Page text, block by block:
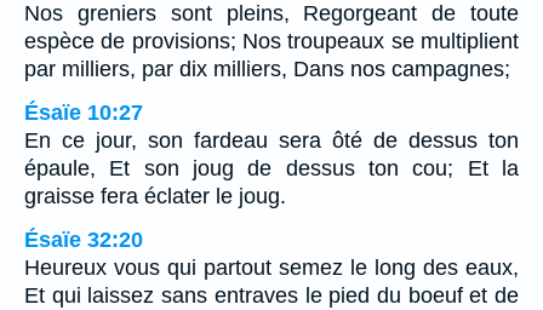
Nos greniers sont pleins, Regorgeant de toute
espèce de provisions; Nos troupeaux se multiplient
par milliers, par dix milliers, Dans nos campagnes;
Ésaïe 10:27
En ce jour, son fardeau sera ôté de dessus ton
épaule, Et son joug de dessus ton cou; Et la
graisse fera éclater le joug.
Ésaïe 32:20
Heureux vous qui partout semez le long des eaux,
Et qui laissez sans entraves le pied du boeuf et de